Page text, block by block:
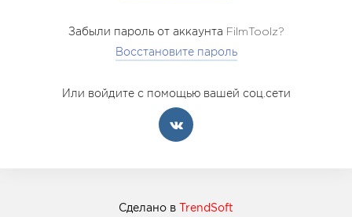
Забыли пароль от аккаунта FilmToolz?
Восстановите пароль
Или войдите с помощью вашей соц.сети
Сделано в TrendSoft